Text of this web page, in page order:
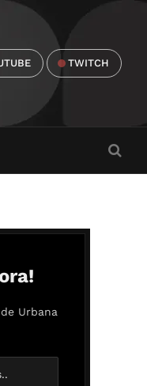
TWITCH
Urbana